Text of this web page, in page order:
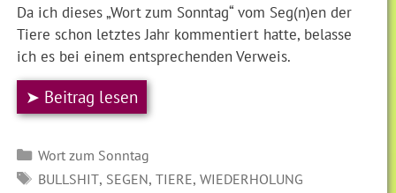
Da ich dieses „Wort zum Sonntag“ vom Seg(n)en der
Tiere schon letztes Jahr kommentiert hatte, belasse
ich es bei einem entsprechenden Verweis.
➤ Beitrag lesen
Kategorien
Wort zum Sonntag
SCHLAGWÖRTER
BULLSHIT, SEGEN, TIERE, WIEDERHOLUNG